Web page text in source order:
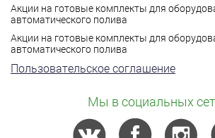
Акции на готовые комплекты для
автоматического полива
Акции на готовые комплекты для
автоматического полива
Пользовательское соглашение
Мы в социальных